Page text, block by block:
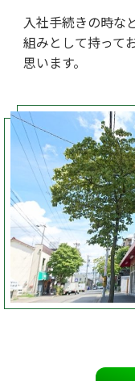
入社手続きの時な
組みとして持って
思います。